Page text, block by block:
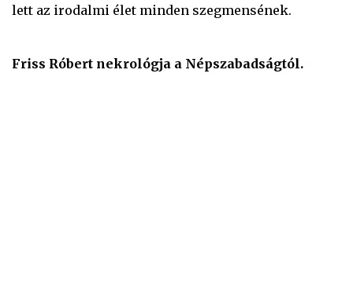
lett az irodalmi élet minden szegmensének.
Friss Róbert nekrológja a Népszabadságtól.